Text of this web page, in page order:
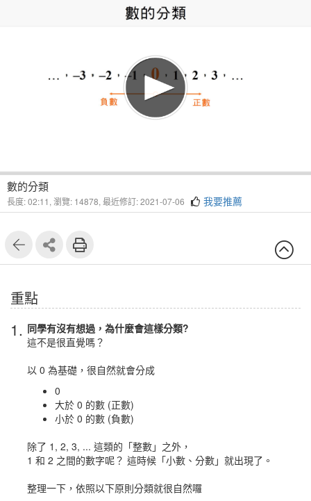
數的分類
長度: 02:11, 瀏覽: 14878, 最近修訂: 2021-07-06 我要推薦
重點
1. 同學有沒有想過，為什麼會這樣分類?
這不是很直覺嗎？
以 0 為基礎，很自然就會分成
0
大於 0 的數 (正數)
小於 0 的數 (負數)
除了 1, 2, 3, ... 這類的「整數」之外，
1 和 2 之間的數字呢？ 這時候「小數、分數」就出現了。
整理一下，依照以下原則分類就很自然囉